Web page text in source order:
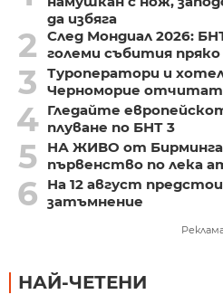
да избяга
2
След Мондиал 2026:
големи събития пряко
3
Туроператори и
Черноморие отчитат
4 Гледайте
плуване по БНТ 3
5
НА ЖИВО от
първенство по лека
6
На 12 август
затъмнение
НАЙ-ЧЕТЕНИ